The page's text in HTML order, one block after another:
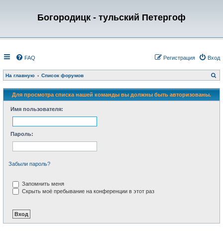
Богородицк - тульский Петергоф
FAQ Вход
Регистрация
На главную Список форумов
о
с
Для просмотра списка нашей команды вы должны быть авторизованы.
Имя пользователя:
Пароль:
Забыли пароль?
Запомнить меня
Скрыть моё пребывание на конференции в этот раз